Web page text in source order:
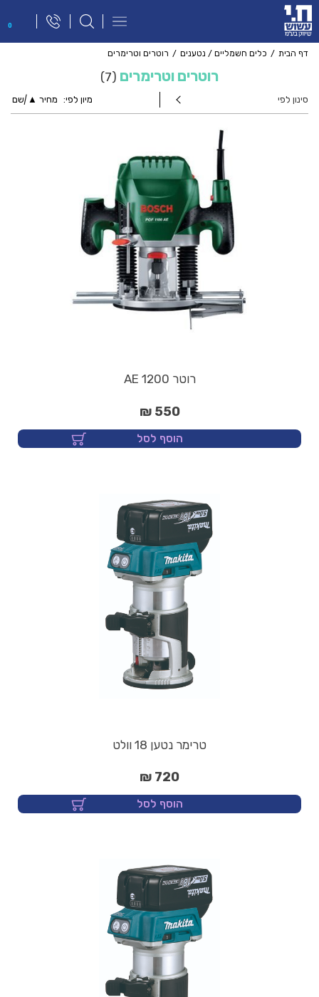
0
פתח
ניווט
דף הבית כלים חשמליים / נטענים רוטרים וטרימרים
רוטרים וטרימרים 7
מיון לפי: מחיר ▲ |שם סינון לפי
רוטר AE 1200
550 ₪
הוסף לסל
טרימר נטען 18 וולט
720 ₪
הוסף לסל